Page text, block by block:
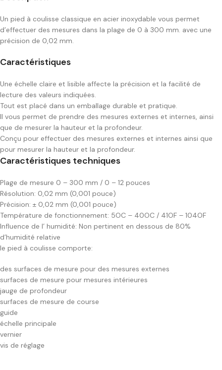
Un pied à coulisse classique en acier inoxydable vous permet
d’effectuer des mesures dans la plage de 0 à 300 mm. avec une
précision de 0,02 mm.
Caractéristiques
Une échelle claire et lisible affecte la précision et la facilité de
lecture des valeurs indiquées.
Tout est placé dans un emballage durable et pratique.
Il vous permet de prendre des mesures externes et internes, ainsi
que de mesurer la hauteur et la profondeur.
Conçu pour effectuer des mesures externes et internes ainsi que
pour mesurer la hauteur et la profondeur.
Caractéristiques techniques
Plage de mesure 0 – 300 mm / 0 – 12 pouces
Résolution: 0,02 mm (0,001 pouce)
Précision: ± 0,02 mm (0,001 pouce)
Température de fonctionnement: 5OC – 40OC / 41OF – 104OF
Influence de l’ humidité: Non pertinent en dessous de 80%
d’humidité relative
le pied à coulisse comporte:
des surfaces de mesure pour des mesures externes
surfaces de mesure pour mesures intérieures
jauge de profondeur
surfaces de mesure de course
guide
échelle principale
vernier
vis de réglage